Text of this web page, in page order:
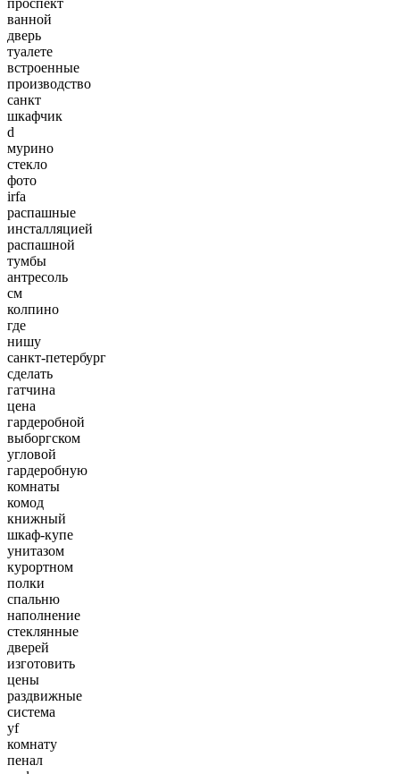
ванной
дверь
туалете
встроенные
производство
санкт
шкафчик
d
мурино
стекло
фото
irfa
распашные
инсталляцией
распашной
тумбы
антресоль
см
колпино
где
нишу
санкт-петербург
сделать
гатчина
цена
гардеробной
выборгском
угловой
гардеробную
комнаты
комод
книжный
шкаф-купе
унитазом
курортном
полки
спальню
наполнение
стеклянные
дверей
изготовить
цены
раздвижные
система
yf
комнату
пенал